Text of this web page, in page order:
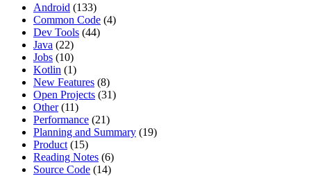
Android (133)
Common Code (4)
Dev Tools (44)
Java (22)
Jobs (10)
Kotlin (1)
New Features (8)
Open Projects (31)
Other(11)
Performance (21)
Planning and Summary (19)
Product (15)
Reading Notes (6)
Source Code (14)